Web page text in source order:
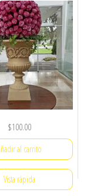
$100.00
al carrito
Vista rápida